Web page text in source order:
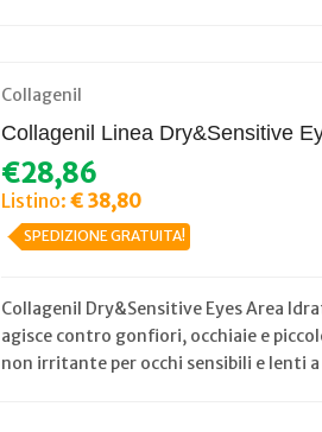
Collagenil
Collagenil Linea Dry&Sensitive
€28,86
Listino: € 38,80
SPEDIZIONE GRATUITA!
Collagenil Dry&Sensitive Eyes Area
agisce contro gonfiori, occhiaie e
non irritante per occhi sensibili e lenti